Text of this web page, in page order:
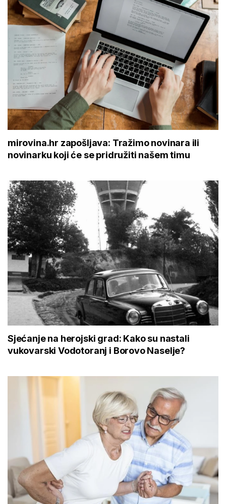
mirovina.hr zapošljava: Tražimo novinara ili
novinarku koji će se pridružiti našem timu
Sjećanje na herojski grad: Kako su nastali
vukovarski Vodotoranj i Borovo Naselje?